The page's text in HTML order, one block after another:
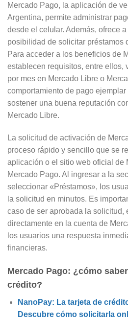
Mercado Pago, la aplicación de
Argentina, permite administrar
desde el celular. Además, ofrece
posibilidad de solicitar préstamos
Para acceder a los beneficios de
establecen requisitos, entre ellos,
por mes en Mercado Libre o
comportamiento de pago
sostener una buena reputación
Mercado Libre.
La solicitud de activación de
proceso rápido y sencillo que se
aplicación o el sitio web oficial de
Mercado Pago. Al ingresar a la
seleccionar «Préstamos», los
la solicitud en minutos. Es
caso de ser aprobada la solicitud,
directamente en la cuenta de
los usuarios una respuesta
financieras.
Mercado Pago: ¿cómo
crédito?
NanoPay: La tarjeta de
Descubre cómo solicitarla